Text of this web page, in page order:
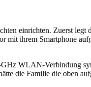
einrichten. Zuerst
ihrem Smartphone
WLAN-Verbindung
die Familie die oben